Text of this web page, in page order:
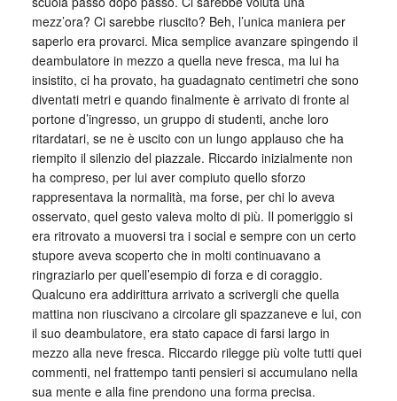
mezz’ora? Ci sarebbe riuscito? Beh, l’unica maniera per
saperlo era provarci. Mica semplice avanzare spingendo il
deambulatore in mezzo a quella neve fresca, ma lui ha
insistito, ci ha provato, ha guadagnato centimetri che sono
diventati metri e quando finalmente è arrivato di fronte al
portone d’ingresso, un gruppo di studenti, anche loro
ritardatari, se ne è uscito con un lungo applauso che ha
riempito il silenzio del piazzale. Riccardo inizialmente non
ha compreso, per lui aver compiuto quello sforzo
rappresentava la normalità, ma forse, per chi lo aveva
osservato, quel gesto valeva molto di più. Il pomeriggio si
era ritrovato a muoversi tra i social e sempre con un certo
stupore aveva scoperto che in molti continuavano a
ringraziarlo per quell’esempio di forza e di coraggio.
Qualcuno era addirittura arrivato a scrivergli che quella
mattina non riuscivano a circolare gli spazzaneve e lui, con
il suo deambulatore, era stato capace di farsi largo in
mezzo alla neve fresca. Riccardo rilegge più volte tutti quei
commenti, nel frattempo tanti pensieri si accumulano nella
sua mente e alla fine prendono una forma precisa.